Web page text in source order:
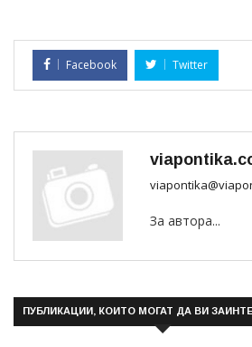
Facebook Twitter
За автора...
ПУБЛИКАЦИИ, КОИТО МОГАТ ДА ВИ